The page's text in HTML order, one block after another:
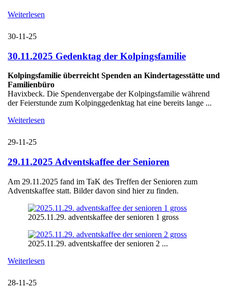
Weiterlesen
30-11-25
30.11.2025 Gedenktag der Kolpingsfamilie
Kolpingsfamilie überreicht Spenden an Kindertagesstätte und
Familienbüro
Havixbeck. Die Spendenvergabe der Kolpingsfamilie während
der Feierstunde zum Kolpinggedenktag hat eine bereits lange ...
Weiterlesen
29-11-25
29.11.2025 Adventskaffee der Senioren
Am 29.11.2025 fand im TaK des Treffen der Senioren zum
Adventskaffee statt. Bilder davon sind hier zu finden.
2025.11.29. adventskaffee der senioren 1 gross
2025.11.29. adventskaffee der senioren 2 ...
Weiterlesen
28-11-25